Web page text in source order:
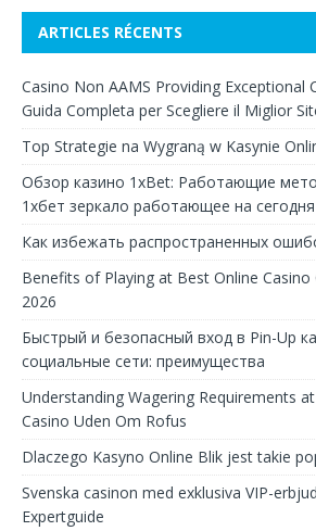
ARTICLES RÉCENTS
Casino Non AAMS Providing Exceptional
Guida Completa per Scegliere il Miglior
Top Strategie na Wygraną w Kasynie
Обзор казино 1xBet: Работающие
1хбет зеркало работающее на сегодня
Как избежать распространенных
Benefits of Playing at Best Online Casino
2026
Быстрый и безопасный вход в Pin-Up
социальные сети: преимущества
Understanding Wagering Requirements
Casino Uden Om Rofus
Dlaczego Kasyno Online Blik jest takie
Svenska casinon med exklusiva VIP-
Expertguide